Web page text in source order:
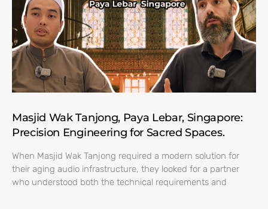
Masjid Wak Tanjong, Paya Lebar, Singapore:
Precision Engineering for Sacred Spaces.
When Masjid Wak Tanjong required a modern solution for
their aging audio infrastructure, they looked for a partner
who understood both the technical requirements and